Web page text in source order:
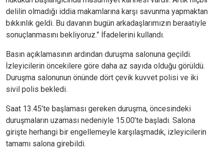
delilin olmadığı iddia makamlarına karşı savunma yapmaktan
bıkkınlık geldi. Bu davanın bugün arkadaşlarımızın beraatiyle
sonuçlanmasını bekliyoruz.” İfadelerini kullandı.
Basın açıklamasının ardından duruşma salonuna geçildi.
İzleyicilerin öncekilere göre daha az sayıda olduğu görüldü.
Duruşma salonunun önünde dört çevik kuvvet polisi ve iki
sivil polis bekledi.
Saat 13.45’te başlaması gereken duruşma, öncesindeki
duruşmaların uzaması nedeniyle 15.00’te başladı. Salona
girişte herhangi bir engellemeyle karşılaşmadık, izleyicilerin
tamamı salona girebildi.